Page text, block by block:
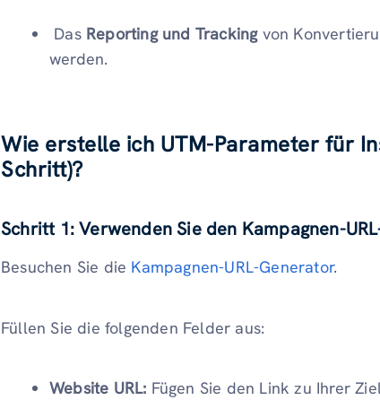
Das Reporting und Trackingvon
werden.
Wie erstelle ich UTM-Parameter für
Schritt)?
Schritt 1: Verwenden Sie den Kampagnen-
Besuchen Sie die Kampagnen-URL-Generator.
Füllen Sie die folgenden Felder aus:
Website URL: Fügen Sie den Link zu Ihrer